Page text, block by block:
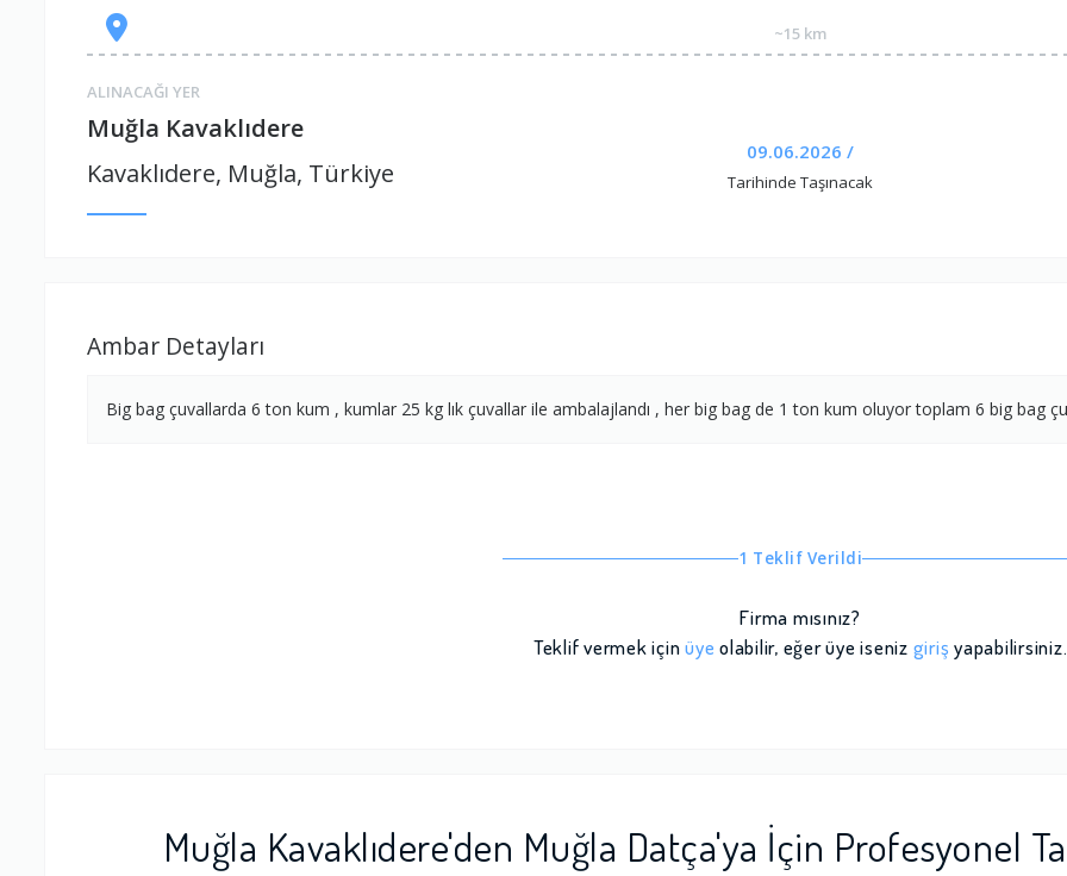
~15 km
ALINACAĞI YER
Muğla Kavaklıdere
Kavaklıdere, Muğla, Türkiye
09.06.2026 /
Tarihinde Taşınacak
Ambar Detayları
Big bag çuvallarda 6 ton kum , kumlar 25 kg lık çuvallar ile ambalajlandı , her big bag de 1 ton kum oluyor toplam 6 big bag
1 Teklif Verildi
Firma mısınız?
Teklif vermek içinüye olabilir, eğer üye iseniz giriş yapabilirsiniz.
Muğla Kavaklıdere'den Muğla Datça'ya İçin Profesyonel